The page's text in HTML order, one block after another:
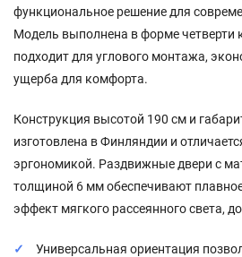
функциональное решение для
Модель выполнена в форме четверти
подходит для углового монтажа,
ущерба для комфорта.
Конструкция высотой 190 см и
изготовлена в Финляндии и
эргономикой. Раздвижные двери с
толщиной 6 мм обеспечивают
эффект мягкого рассеянного света,
Универсальная ориентация